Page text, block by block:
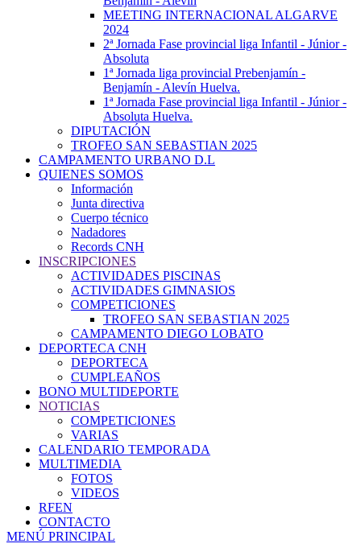
MEETING INTERNACIONAL ALGARVE
2024
2ª Jornada Fase provincial liga Infantil - Júnior -
Absoluta
1ª Jornada liga provincial Prebenjamín -
Benjamín - Alevín Huelva.
1ª Jornada Fase provincial liga Infantil - Júnior -
Absoluta Huelva.
DIPUTACIÓN
TROFEO SAN SEBASTIAN 2025
CAMPAMENTO URBANO D.L
QUIENES SOMOS
Información
Junta directiva
Cuerpo técnico
Nadadores
Records CNH
INSCRIPCIONES
ACTIVIDADES PISCINAS
ACTIVIDADES GIMNASIOS
COMPETICIONES
TROFEO SAN SEBASTIAN 2025
CAMPAMENTO DIEGO LOBATO
DEPORTECA CNH
DEPORTECA
CUMPLEAÑOS
BONO MULTIDEPORTE
NOTICIAS
COMPETICIONES
VARIAS
CALENDARIO TEMPORADA
MULTIMEDIA
FOTOS
VIDEOS
RFEN
CONTACTO
MENÚ PRINCIPAL